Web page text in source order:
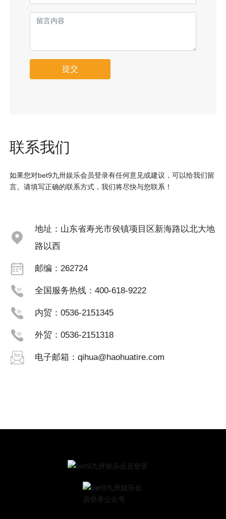
提交
联系我们
如果您对bet9九卅娱乐会员登录有任何意见或建议，可以给我们留
言。请填写正确的联系方式，我们将尽快与您联系！
地址：山东省寿光市侯镇项目区新海路以北大地
路以西
邮编：262724
全国服务热线： 400-618-9222
内贸： 0536-2151345
外贸： 0536-2151318
电子邮箱： qihua@haohuatire.com